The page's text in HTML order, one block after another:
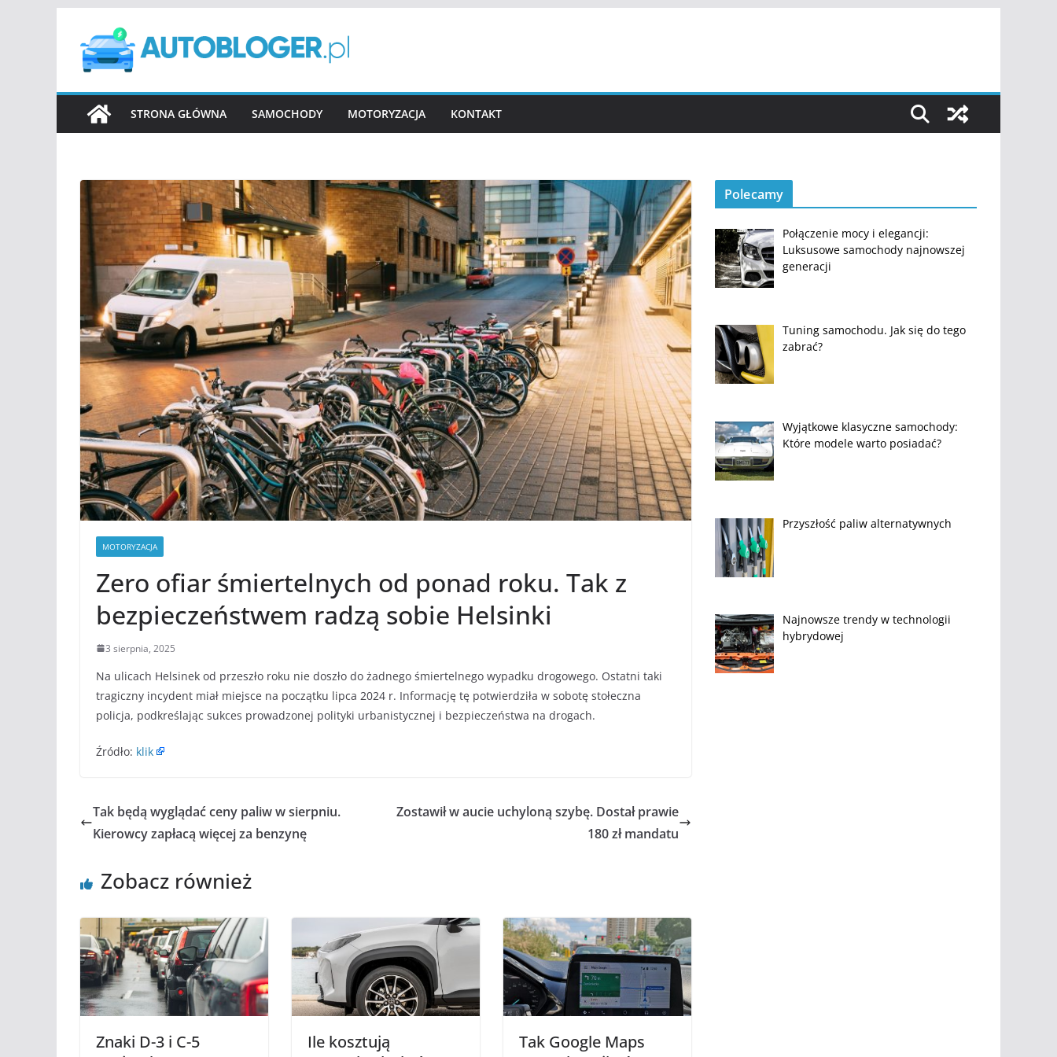
treści
STRONA GŁÓWNA SAMOCHODY MOTORYZACJA KONTAKT
MOTORYZACJA
Zero ofiar śmiertelnych od ponad roku. Tak z
bezpieczeństwem radzą sobie Helsinki
3 sierpnia, 2025
Na ulicach Helsinek od przeszło roku nie doszło do żadnego śmiertelnego wypadku drogowego. Ostatni taki
tragiczny incydent miał miejsce na początku lipca 2024 r. Informację tę potwierdziła w sobotę stołeczna
policja, podkreślając sukces prowadzonej polityki urbanistycznej i bezpieczeństwa na drogach.
Źródło: klik
Tak będą wyglądać ceny paliw w sierpniu.
Kierowcy zapłacą więcej za benzynę
Zostawił w aucie uchyloną szybę. Dostał prawie
180 zł mandatu
Zobacz również
Znaki D-3 i C-5
Ile kosztują
Tak Google Maps
Polecamy
Połączenie mocy i elegancji:
Luksusowe samochody najnowszej
generacji
Tuning samochodu. Jak się do tego
zabrać?
Wyjątkowe klasyczne samochody:
Które modele warto posiadać?
Przyszłość paliw alternatywnych
Najnowsze trendy w technologii
hybrydowej